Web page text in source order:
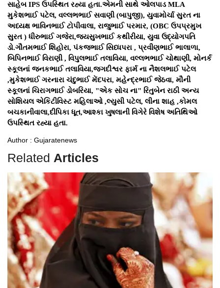
સાહેબ IPS ઉપસ્થિત રહ્યા હતા.એમની સાથે ઓલપાડ MLA
મુકેશભાઈ પટેલ, વલ્લભભાઈ સવાણી (બાપુજી), યુવામોર્ચા સુરત ના
અધ્યક્ષ ભાવિનભાઈ ટોપીવાલા, રાજુભાઈ પરમાર, (OBC ઉપપ્રમુખ
સુરત ) ધીરુભાઈ ગજેરા,જયસુખભાઈ કથીરીયા, યુવા ઉદ્યોગપતિ
ડો.ગૌતમભાઈ શિહોરા, પંકજભાઈ સિધ્ધપરા , પ્રવીણભાઈ ભાલાળા,
બિપિનભાઈ વિરાણી , વિપુલભાઈ તલાવિયા, વલ્લભભાઈ ચોથાણી, મોનર્ક
સ્કૂલનાં જનકભાઈ તલાવિયા,જગદીશ્વર ફાર્મ ના નૈશલભાઈ પટેલ
,મુકેશભાઈ ગરનારા ચંદુભાઈ મેંદપરા, મહેન્દ્રભાઈ જેઠવા, મૌની
સ્કૂલનાં ચિરાગભાઈ ડોબરિયા, "એક સોચ ના" રિતુબેન રાઠી અન્ય
સોશિયલ એકિટીવિસ્ટ મહિલાઓ ,લ્યુસી પટેલ, લીના શાહ ,કોમલ
બચકાનીવાલા,દીપિકા ધૂત,આશ્કા ખુષલાની વિગેરે વિશેષ અતિથિઓ
ઉપસ્થિત રહ્યા હતા.
Author : Gujaratenews
Related Articles